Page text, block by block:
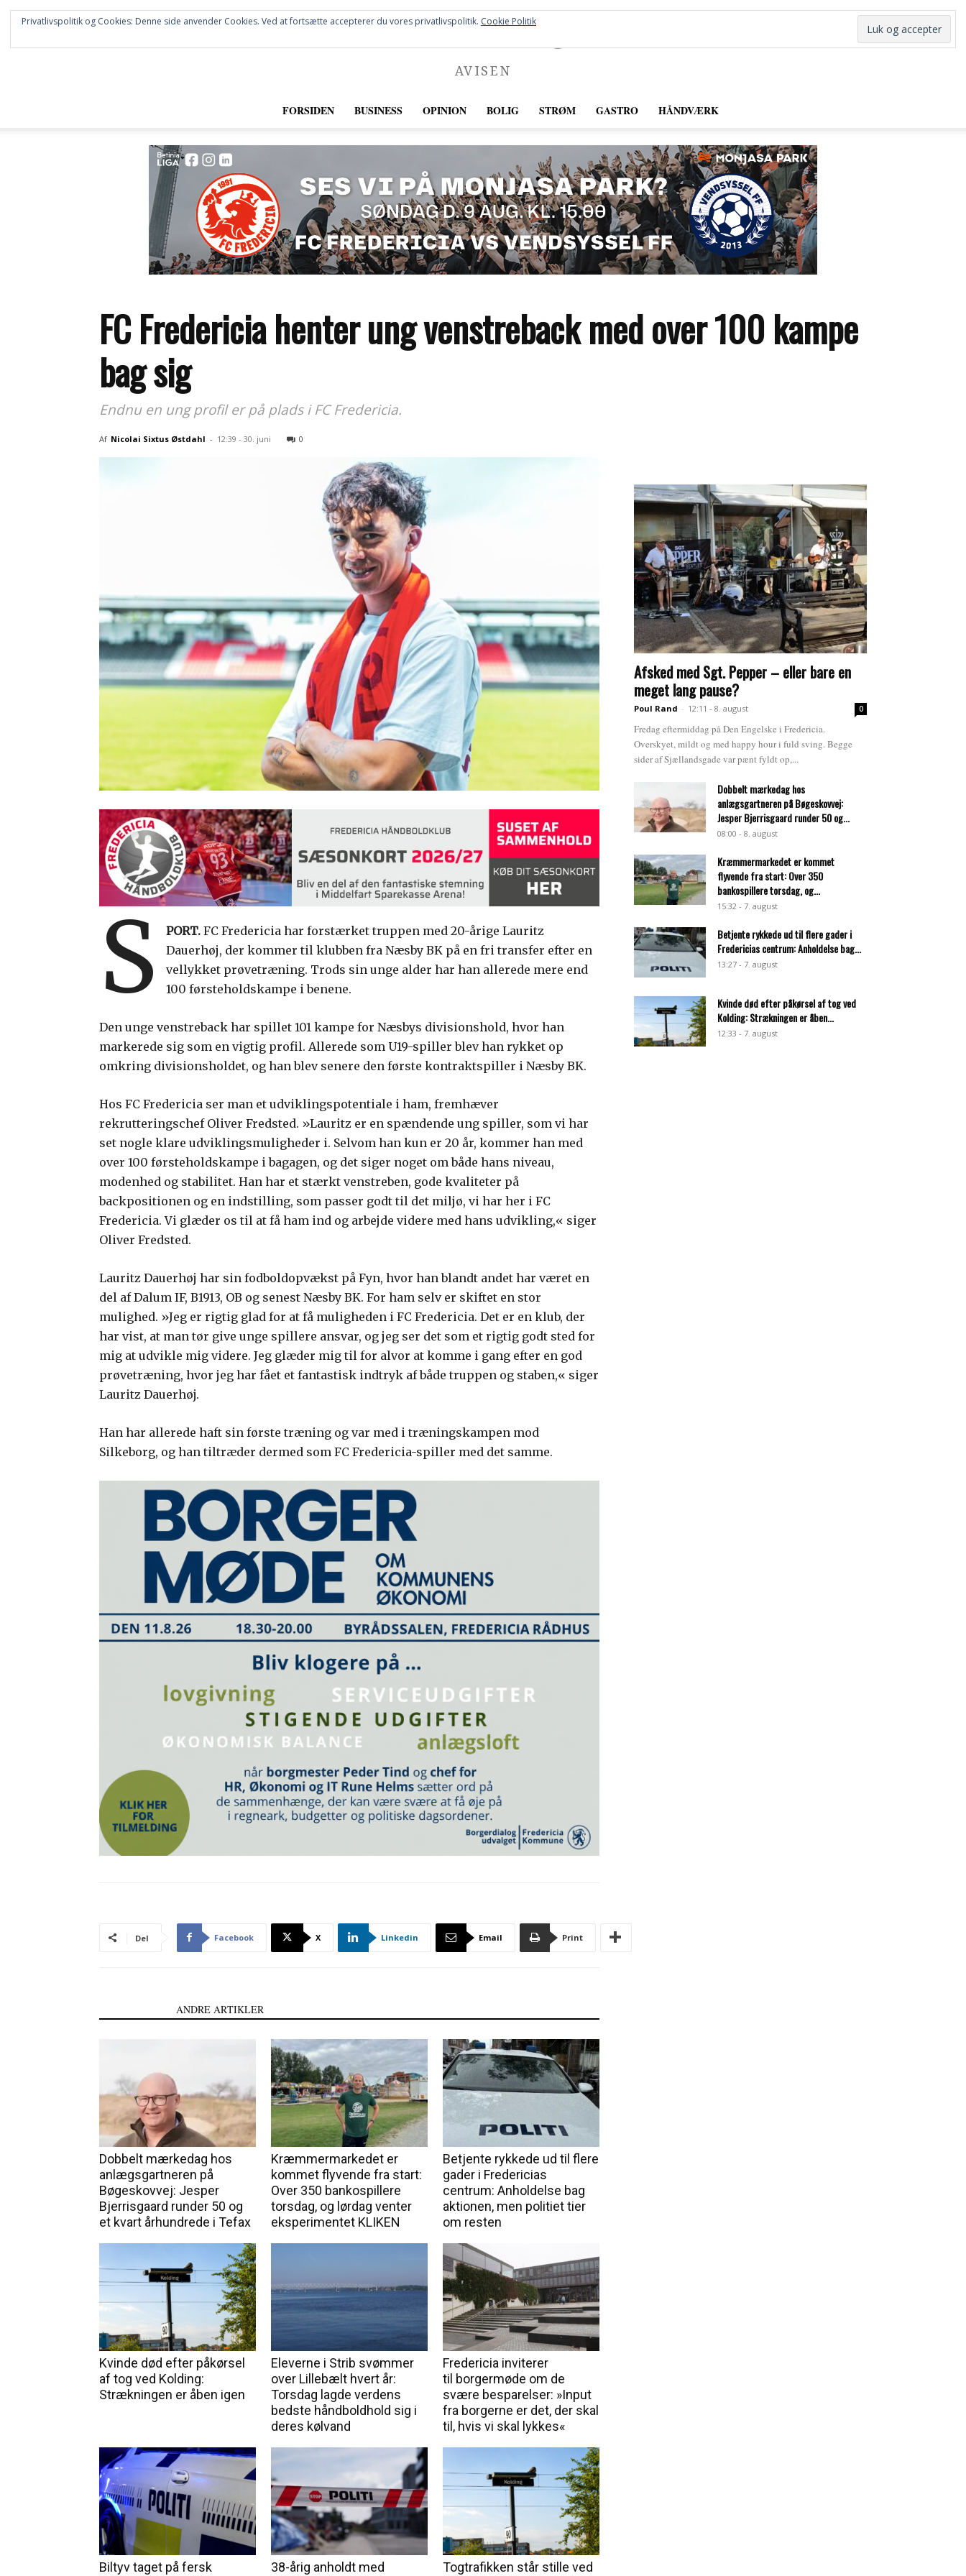
FREDERICIA
AVISEN
FORSIDEN BUSINESS OPINION BOLIG STRØM GASTRO HÅNDVÆRK
FC Fredericia henter ung venstreback med over 100 kampe
bag sig
Endnu en ung profil er på plads i FC Fredericia.
Af Nicolai Sixtus Østdahl - 12:39 - 30. juni 0
S PORT.FC Fredericia har forstærket truppen med 20-årige Lauritz
Dauerhøj, der kommer til klubben fra Næsby BK på en fri transfer efter en
vellykket prøvetræning. Trods sin unge alder har han allerede mere end
100 førsteholdskampe i benene.
Den unge venstreback har spillet 101 kampe for Næsbys divisionshold, hvor han
markerede sig som en vigtig profil. Allerede som U19-spiller blev han rykket op
omkring divisionsholdet, og han blev senere den første kontraktspiller i Næsby BK.
Hos FC Fredericia ser man et udviklingspotentiale i ham, fremhæver
rekrutteringschef Oliver Fredsted. »Lauritz er en spændende ung spiller, som vi har
set nogle klare udviklingsmuligheder i. Selvom han kun er 20 år, kommer han med
over 100 førsteholdskampe i bagagen, og det siger noget om både hans niveau,
modenhed og stabilitet. Han har et stærkt venstreben, gode kvaliteter på
backpositionen og en indstilling, som passer godt til det miljø, vi har her i FC
Fredericia. Vi glæder os til at få ham ind og arbejde videre med hans udvikling,« siger
Oliver Fredsted.
Lauritz Dauerhøj har sin fodboldopvækst på Fyn, hvor han blandt andet har været en
del af Dalum IF, B1913, OB og senest Næsby BK. For ham selv er skiftet en stor
mulighed. »Jeg er rigtig glad for at få muligheden i FC Fredericia. Det er en klub, der
har vist, at man tør give unge spillere ansvar, og jeg ser det som et rigtig godt sted for
mig at udvikle mig videre. Jeg glæder mig til for alvor at komme i gang efter en god
prøvetræning, hvor jeg har fået et fantastisk indtryk af både truppen og staben,« siger
Lauritz Dauerhøj.
Han har allerede haft sin første træning og var med i træningskampen mod
Silkeborg, og han tiltræder dermed som FC Fredericia-spiller med det samme.
Del Facebook X Linkedin Email Print
ANDRE ARTIKLER
Dobbelt mærkedag hos
anlægsgartneren på
Bøgeskovvej: Jesper
Bjerrisgaard runder 50 og
et kvart århundrede i Tefax
Kræmmermarkedet er
kommet flyvende fra start:
Over 350 bankospillere
torsdag, og lørdag venter
eksperimentet KLIKEN
Betjente rykkede ud til flere
gader i Fredericias
centrum: Anholdelse bag
aktionen, men politiet tier
om resten
Kvinde død efter påkørsel
af tog ved Kolding:
Strækningen er åben igen
Eleverne i Strib svømmer
over Lillebælt hvert år:
Torsdag lagde verdens
bedste håndboldhold sig i
deres kølvand
Fredericia inviterer
til borgermøde om de
svære besparelser: »Input
fra borgerne er det, der skal
til, hvis vi skal lykkes«
Biltyv taget på fersk
38-årig anholdt med
Togtrafikken står stille ved
Afsked med Sgt. Pepper – eller bare en
meget lang pause?
Poul Rand - 12:11 - 8. august 0
Fredag eftermiddag på Den Engelske i Fredericia.
Overskyet, mildt og med happy hour i fuld sving. Begge
sider af Sjællandsgade var pænt fyldt op,...
Dobbelt mærkedag hos
anlægsgartneren på Bøgeskovvej:
Jesper Bjerrisgaard runder 50 og...
08:00 - 8. august
Kræmmermarkedet er kommet
flyvende fra start: Over 350
bankospillere torsdag, og...
15:32 - 7. august
Betjente rykkede ud til flere gader i
Fredericias centrum: Anholdelse bag...
13:27 - 7. august
Kvinde død efter påkørsel af tog ved
Kolding: Strækningen er åben...
12:33 - 7. august
Privatlivspolitik og Cookies: Denne side anvender Cookies. Ved at fortsætte accepterer du vores privatlivspolitik. Cookie Politik